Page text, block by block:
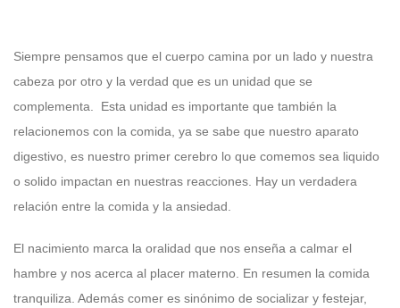
Siempre pensamos que el cuerpo camina por un lado y nuestra
cabeza por otro y la verdad que es un unidad que se
complementa. Esta unidad es importante que también la
relacionemos con la comida, ya se sabe que nuestro aparato
digestivo, es nuestro primer cerebro lo que comemos sea liquido
o solido impactan en nuestras reacciones. Hay un verdadera
relación entre la comida y la ansiedad.
El nacimiento marca la oralidad que nos enseña a calmar el
hambre y nos acerca al placer materno. En resumen la comida
tranquiliza. Además comer es sinónimo de socializar y festejar,